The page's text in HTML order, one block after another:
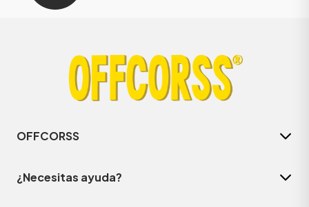
OFFCORSS
¿Necesitas ayuda?